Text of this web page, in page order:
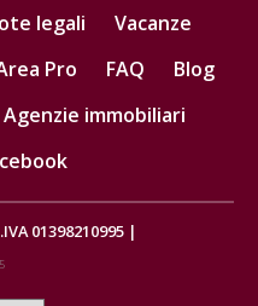
legali
Vacanze
Pro FAQ
Blog
Agenzie immobiliari
01398210995 |